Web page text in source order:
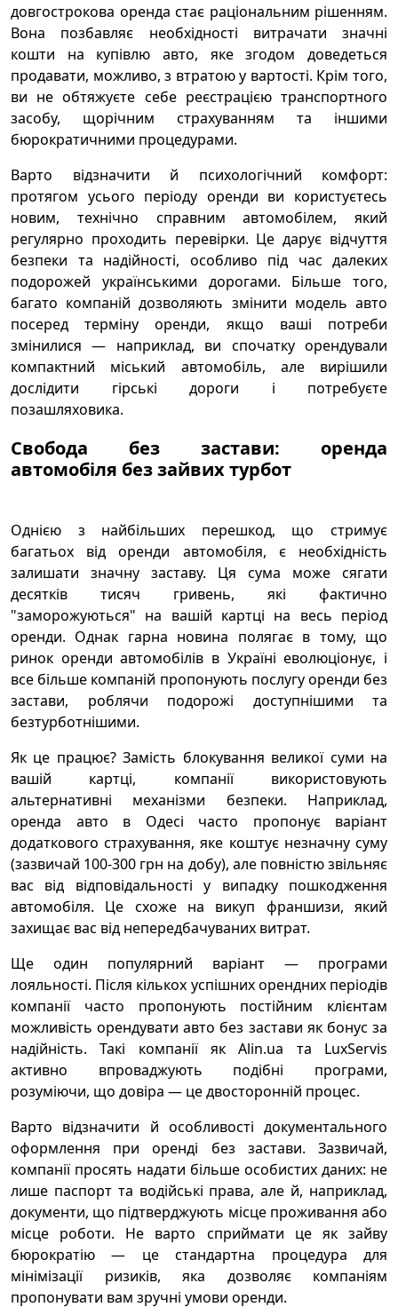
довгострокова оренда стає раціональним рішенням.
Вона позбавляє необхідності витрачати значні
кошти на купівлю авто, яке згодом доведеться
продавати, можливо, з втратою у вартості. Крім того,
ви не обтяжуєте себе реєстрацією транспортного
засобу, щорічним страхуванням та іншими
бюрократичними процедурами.
Варто відзначити й психологічний комфорт:
протягом усього періоду оренди ви користуєтесь
новим, технічно справним автомобілем, який
регулярно проходить перевірки. Це дарує відчуття
безпеки та надійності, особливо під час далеких
подорожей українськими дорогами. Більше того,
багато компаній дозволяють змінити модель авто
посеред терміну оренди, якщо ваші потреби
змінилися — наприклад, ви спочатку орендували
компактний міський автомобіль, але вирішили
дослідити гірські дороги і потребуєте
позашляховика.
Свобода без застави: оренда
автомобіля без зайвих турбот
Однією з найбільших перешкод, що стримує
багатьох від оренди автомобіля, є необхідність
залишати значну заставу. Ця сума може сягати
десятків тисяч гривень, які фактично
"заморожуються" на вашій картці на весь період
оренди. Однак гарна новина полягає в тому, що
ринок оренди автомобілів в Україні еволюціонує, і
все більше компаній пропонують послугу оренди без
застави, роблячи подорожі доступнішими та
безтурботнішими.
Як це працює? Замість блокування великої суми на
вашій картці, компанії використовують
альтернативні механізми безпеки. Наприклад,
оренда авто в Одесі часто пропонує варіант
додаткового страхування, яке коштує незначну суму
(зазвичай 100-300 грн на добу), але повністю звільняє
вас від відповідальності у випадку пошкодження
автомобіля. Це схоже на викуп франшизи, який
захищає вас від непередбачуваних витрат.
Ще один популярний варіант — програми
лояльності. Після кількох успішних орендних періодів
компанії часто пропонують постійним клієнтам
можливість орендувати авто без застави як бонус за
надійність. Такі компанії як Alin.ua та LuxServis
активно впроваджують подібні програми,
розуміючи, що довіра — це двосторонній процес.
Варто відзначити й особливості документального
оформлення при оренді без застави. Зазвичай,
компанії просять надати більше особистих даних: не
лише паспорт та водійські права, але й, наприклад,
документи, що підтверджують місце проживання або
місце роботи. Не варто сприймати це як зайву
бюрократію — це стандартна процедура для
мінімізації ризиків, яка дозволяє компаніям
пропонувати вам зручні умови оренди.